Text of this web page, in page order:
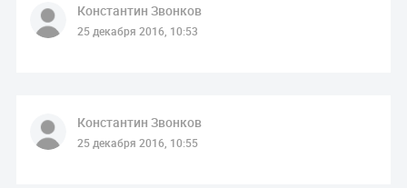
Константин Звонков
25 декабря 2016, 10:53
Константин Звонков
25 декабря 2016, 10:55